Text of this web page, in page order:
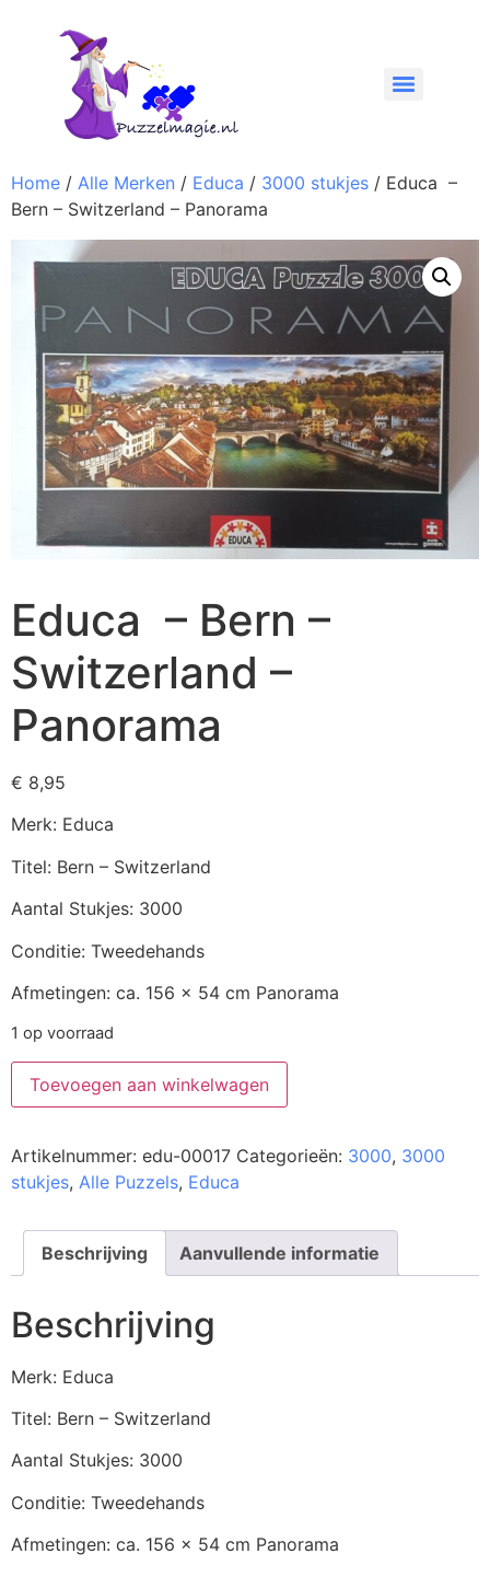
Home / Alle Merken / Educa / 3000 stukjes / Educa –
Bern – Switzerland – Panorama
Educa – Bern –
Switzerland –
Panorama
€ 8,95
Merk: Educa
Titel: Bern – Switzerland
Aantal Stukjes: 3000
Conditie: Tweedehands
Afmetingen: ca. 156 x 54 cm Panorama
1 op voorraad
Toevoegen aan winkelwagen
Artikelnummer: edu-00017 Categorieën: 3000, 3000
stukjes, Alle Puzzels, Educa
Beschrijving Aanvullende informatie
Beschrijving
Merk: Educa
Titel: Bern – Switzerland
Aantal Stukjes: 3000
Conditie: Tweedehands
Afmetingen: ca. 156 x 54 cm Panorama